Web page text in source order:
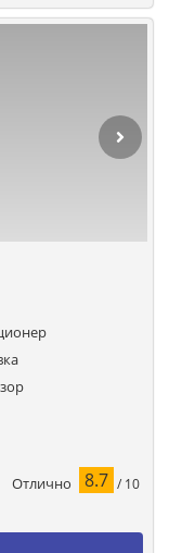
Отлично 8.7 / 10